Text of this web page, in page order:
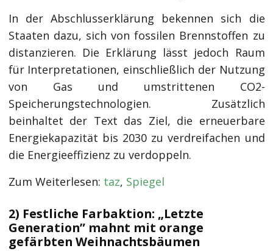
In der Abschlusserklärung bekennen sich die
Staaten dazu, sich von fossilen Brennstoffen zu
distanzieren. Die Erklärung lässt jedoch Raum
für Interpretationen, einschließlich der Nutzung
von Gas und umstrittenen CO2-
Speicherungstechnologien. Zusätzlich
beinhaltet der Text das Ziel, die erneuerbare
Energiekapazität bis 2030 zu verdreifachen und
die Energieeffizienz zu verdoppeln.
Zum Weiterlesen: taz, Spiegel
2) Festliche Farbaktion: „Letzte
Generation” mahnt mit orange
gefärbten Weihnachtsbäumen